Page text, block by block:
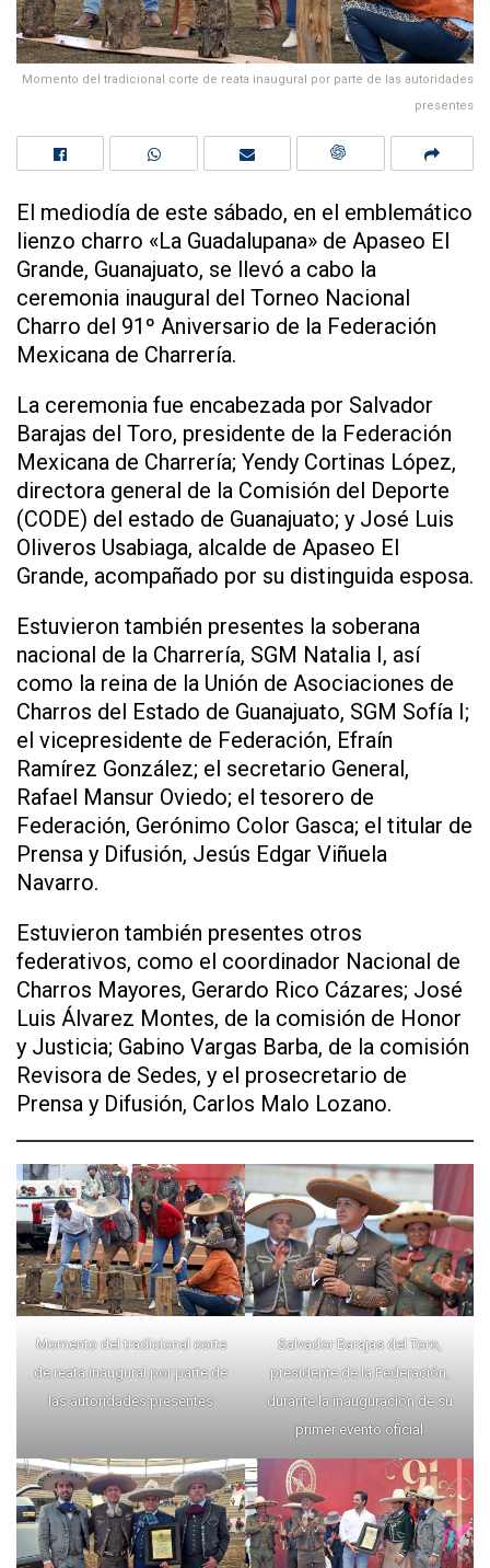
Momento del tradicional corte de reata inaugural por parte de las autoridades
presentes
El mediodía de este sábado, en el emblemático
lienzo charro «La Guadalupana» de Apaseo El
Grande, Guanajuato, se llevó a cabo la
ceremonia inaugural del Torneo Nacional
Charro del 91º Aniversario de la Federación
Mexicana de Charrería.
La ceremonia fue encabezada por Salvador
Barajas del Toro, presidente de la Federación
Mexicana de Charrería; Yendy Cortinas López,
directora general de la Comisión del Deporte
(CODE) del estado de Guanajuato; y José Luis
Oliveros Usabiaga, alcalde de Apaseo El
Grande, acompañado por su distinguida esposa.
Estuvieron también presentes la soberana
nacional de la Charrería, SGM Natalia I, así
como la reina de la Unión de Asociaciones de
Charros del Estado de Guanajuato, SGM Sofía I;
el vicepresidente de Federación, Efraín
Ramírez González; el secretario General,
Rafael Mansur Oviedo; el tesorero de
Federación, Gerónimo Color Gasca; el titular de
Prensa y Difusión, Jesús Edgar Viñuela
Navarro.
Estuvieron también presentes otros
federativos, como el coordinador Nacional de
Charros Mayores, Gerardo Rico Cázares; José
Luis Álvarez Montes, de la comisión de Honor
y Justicia; Gabino Vargas Barba, de la comisión
Revisora de Sedes, y el prosecretario de
Prensa y Difusión, Carlos Malo Lozano.
Momento del tradicional corte
de reata inaugural por parte de
las autoridades presentes
Salvador Barajas del Toro,
presidente de la Federación,
durante la inauguración de su
primer evento oficial